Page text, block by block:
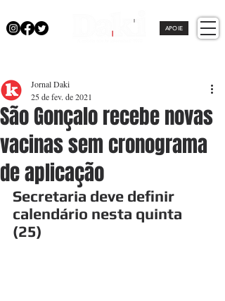
APOIE
São Gonçalo recebe novas
vacinas sem cronograma
de aplicação
Jornal Daki
25 de fev. de 2021
Secretaria deve definir
calendário nesta quinta
(25)